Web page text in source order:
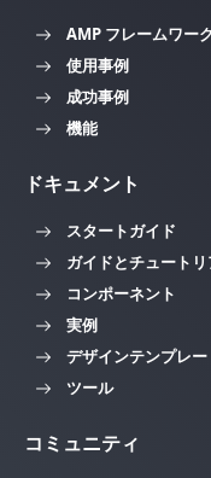
AMP フレームワー
使用事例
成功事例
機能
ドキュメント
スタートガイド
ガイドとチュート
コンポーネント
実例
デザインテンプレー
ツール
コミュニティ